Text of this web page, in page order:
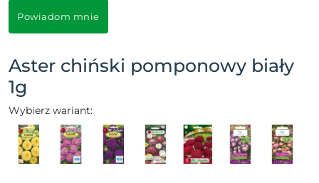
Powiadom mnie
Aster chiński pomponowy biały
1g
Wybierz wariant: